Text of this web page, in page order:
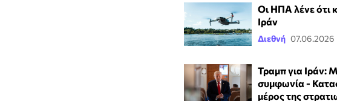
Οι ΗΠΑ λένε ότι
Ιράν
Διεθνή 07.06.2026
Τραμπ για Ιράν:
συμφωνία -
μέρος της